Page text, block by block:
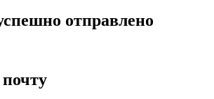
отправлено